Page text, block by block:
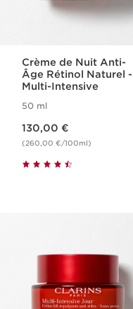
Crème de Nuit Anti-
Âge Rétinol Naturel -
Multi-Intensive
50 ml
130,00 €
(260,00 €/100ml)